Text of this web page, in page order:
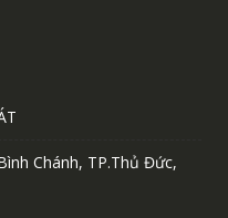
Chánh, TP.Thủ Đức,